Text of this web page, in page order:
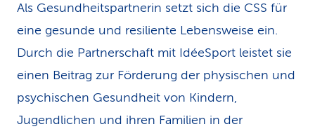
Als Gesundheitspartnerin setzt sich die CSS für
eine gesunde und resiliente Lebensweise ein.
Durch die Partnerschaft mit IdéeSport leistet sie
einen Beitrag zur Förderung der physischen und
psychischen Gesundheit von Kindern,
Jugendlichen und ihren Familien in der